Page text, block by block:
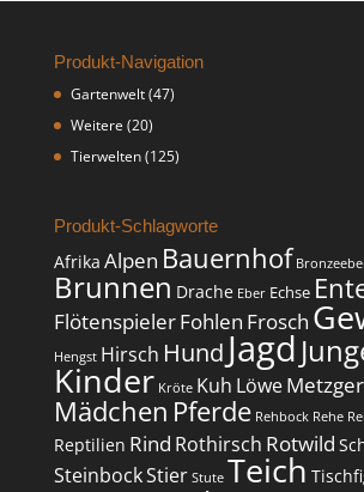
Produkt-Navigation
Gartenwelt(47)
Weitere (20)
Tierwelten(125)
Produkt-Schlagworte
Afrika Alpen Bauernhof
Brunnen Drache Eber Echse
FlötenspielerFohlen Frosch
Hengst Hirsch Hund Jagd
Kinder Kröte Kuh Löwe
Mädchen Pferde Rehbock Rehe
Reptilien Rind Rothirsch Rotwild
SteinbockStier Stute Teich